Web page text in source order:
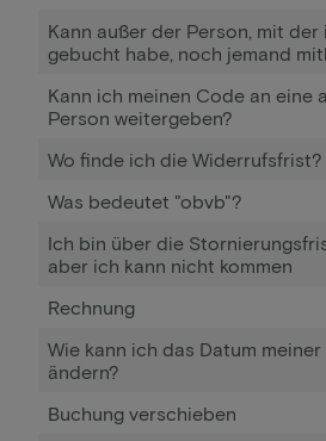
Kann außer der Person, mit der
gebucht habe, noch jemand
Kann ich meinen Code an eine
Person weitergeben?
Wo finde ich die Widerrufsfrist?
Was bedeutet "obvb"?
Ich bin über die
aber ich kann nicht kommen
Rechnung
Wie kann ich das Datum
ändern?
Buchung verschieben